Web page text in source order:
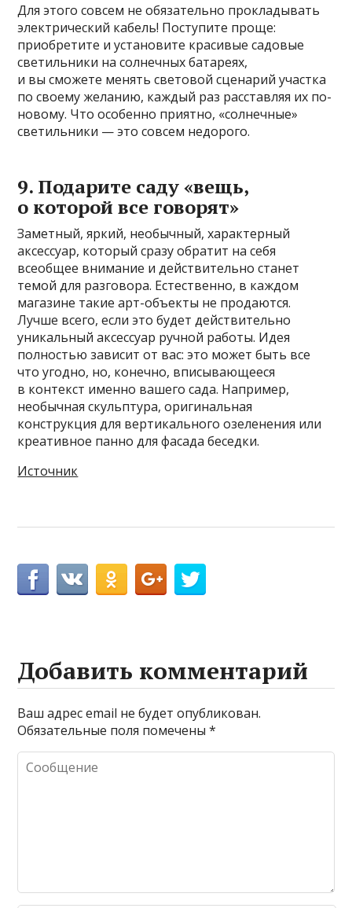
Для этого совсем не обязательно прокладывать
электрический кабель! Поступите проще:
приобретите и установите красивые садовые
светильники на солнечных батареях,
и вы сможете менять световой сценарий участка
по своему желанию, каждый раз расставляя их по-
новому. Что особенно приятно, «солнечные»
светильники — это совсем недорого.
9. Подарите саду «вещь,
о которой все говорят»
Заметный, яркий, необычный, характерный
аксессуар, который сразу обратит на себя
всеобщее внимание и действительно станет
темой для разговора. Естественно, в каждом
магазине такие арт-объекты не продаются.
Лучше всего, если это будет действительно
уникальный аксессуар ручной работы. Идея
полностью зависит от вас: это может быть все
что угодно, но, конечно, вписывающееся
в контекст именно вашего сада. Например,
необычная скульптура, оригинальная
конструкция для вертикального озеленения или
креативное панно для фасада беседки.
Источник
Добавить комментарий
Ваш адрес email не будет опубликован.
Обязательные поля помечены*